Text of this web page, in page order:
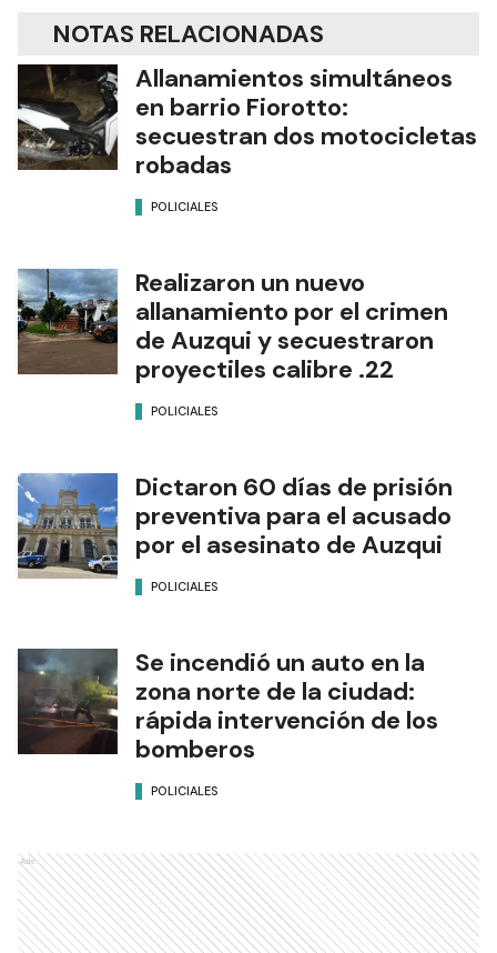
NOTAS RELACIONADAS
Allanamientos simultáneos
en barrio Fiorotto:
secuestran dos motocicletas
robadas
POLICIALES
Realizaron un nuevo
allanamiento por el crimen
de Auzqui y secuestraron
proyectiles calibre .22
POLICIALES
Dictaron 60 días de prisión
preventiva para el acusado
por el asesinato de Auzqui
POLICIALES
Se incendió un auto en la
zona norte de la ciudad:
rápida intervención de los
bomberos
POLICIALES
Ads